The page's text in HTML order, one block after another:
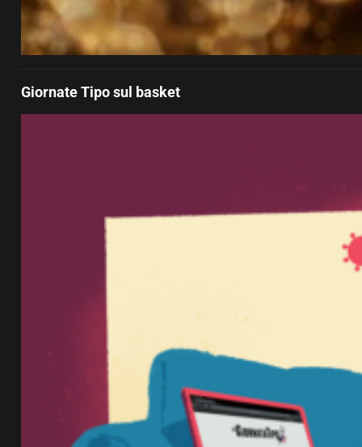
Giornate Tipo sul basket